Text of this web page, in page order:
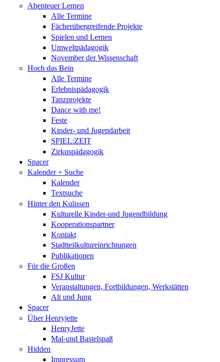
Abenteuer Lernen
Alle Termine
Fächerübergreifende Projekte
Spielen und Lernen
Umweltpädagogik
November der Wissenschaft
Hoch das Bein
Alle Termine
Erlebnispädagogik
Tanzprojekte
Dance with me!
Feste
Kinder- und Jugendarbeit
SPIEL:ZEIT
Zirkuspädagogik
Spacer
Kalender + Suche
Kalender
Textsuche
Hinter den Kulissen
Kulturelle Kinder-und Jugendbildung
Kooperationspartner
Kontakt
Stadtteilkultureinrichtungen
Publikationen
Für die Großen
FSJ Kultur
Veranstaltungen, Fortbildungen, Werkstätten
Alt und Jung
Spacer
Über Henryjette
HenryJette
Mal-und Bastelspaß
Hidden
Impressum